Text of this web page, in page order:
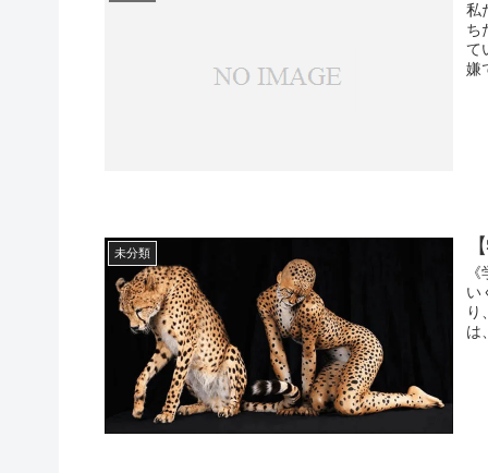
私
ち
て
嫌
未分類
い
り
は